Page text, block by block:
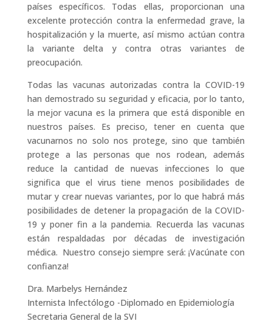
países específicos. Todas ellas, proporcionan una
excelente protección contra la enfermedad grave, la
hospitalización y la muerte, así mismo actúan contra
la variante delta y contra otras variantes de
preocupación.
Todas las vacunas autorizadas contra la COVID-19
han demostrado su seguridad y eficacia, por lo tanto,
la mejor vacuna es la primera que está disponible en
nuestros países. Es preciso, tener en cuenta que
vacunarnos no solo nos protege, sino que también
protege a las personas que nos rodean, además
reduce la cantidad de nuevas infecciones lo que
significa que el virus tiene menos posibilidades de
mutar y crear nuevas variantes, por lo que habrá más
posibilidades de detener la propagación de la COVID-
19 y poner fin a la pandemia. Recuerda las vacunas
están respaldadas por décadas de investigación
médica. Nuestro consejo siempre será: ¡Vacúnate con
confianza!
Dra. Marbelys Hernández
Internista Infectólogo -Diplomado en Epidemiología
Secretaria General de la SVI